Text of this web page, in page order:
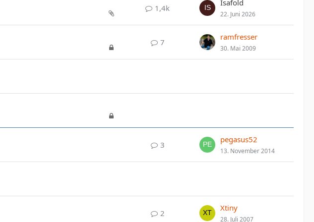
1,4k
Isafold
22. Juni 2026
7
ramfresser
30. Mai 2009
3
pegasus52
13. November 2014
2
Xtiny
28. Juli 2007